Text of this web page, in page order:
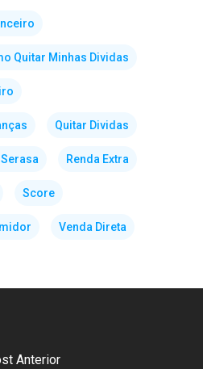
Quitar Minhas Dividas
Quitar Dividas
Renda Extra
Score
Venda Direta
Anterior